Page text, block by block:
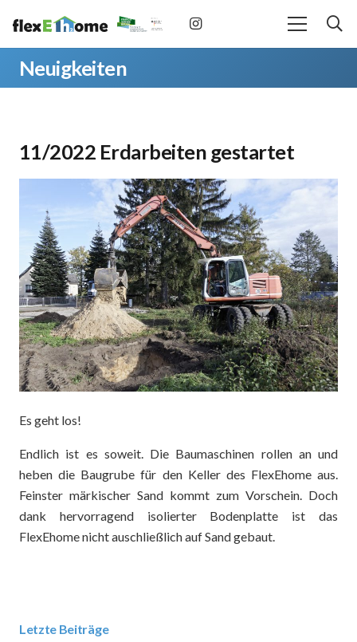
Neuigkeiten
11/2022 Erdarbeiten gestartet
Es geht los!
Endlich ist es soweit. Die Baumaschinen rollen an und
heben die Baugrube für den Keller des FlexEhome aus.
Feinster märkischer Sand kommt zum Vorschein. Doch
dank hervorragend isolierter Bodenplatte ist das
FlexEhome nicht auschließlich auf Sand gebaut.
Letzte Beiträge